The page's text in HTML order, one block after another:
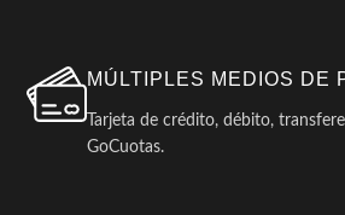
MÚLTIPLES MEDIOS DE
Tarjeta de crédito, débito,
GoCuotas.